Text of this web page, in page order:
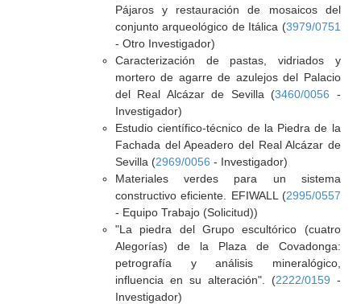
Pájaros y restauración de mosaicos del
conjunto arqueológico de Itálica (3979/0751
- Otro Investigador)
Caracterización de pastas, vidriados y
mortero de agarre de azulejos del Palacio
del Real Alcázar de Sevilla (3460/0056 -
Investigador)
Estudio científico-técnico de la Piedra de la
Fachada del Apeadero del Real Alcázar de
Sevilla (2969/0056 - Investigador)
Materiales verdes para un sistema
constructivo eficiente. EFIWALL (2995/0557
- Equipo Trabajo (Solicitud))
"La piedra del Grupo escultórico (cuatro
Alegorías) de la Plaza de Covadonga:
petrografía y análisis mineralógico,
influencia en su alteración". (2222/0159 -
Investigador)